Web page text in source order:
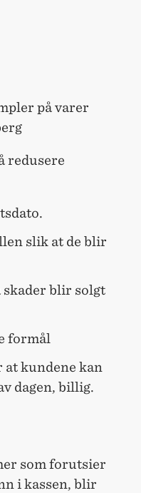
på varer
redusere
slik at de blir
blir solgt
formål
at kundene kan
dagen, billig.
som forutsier
i kassen, blir